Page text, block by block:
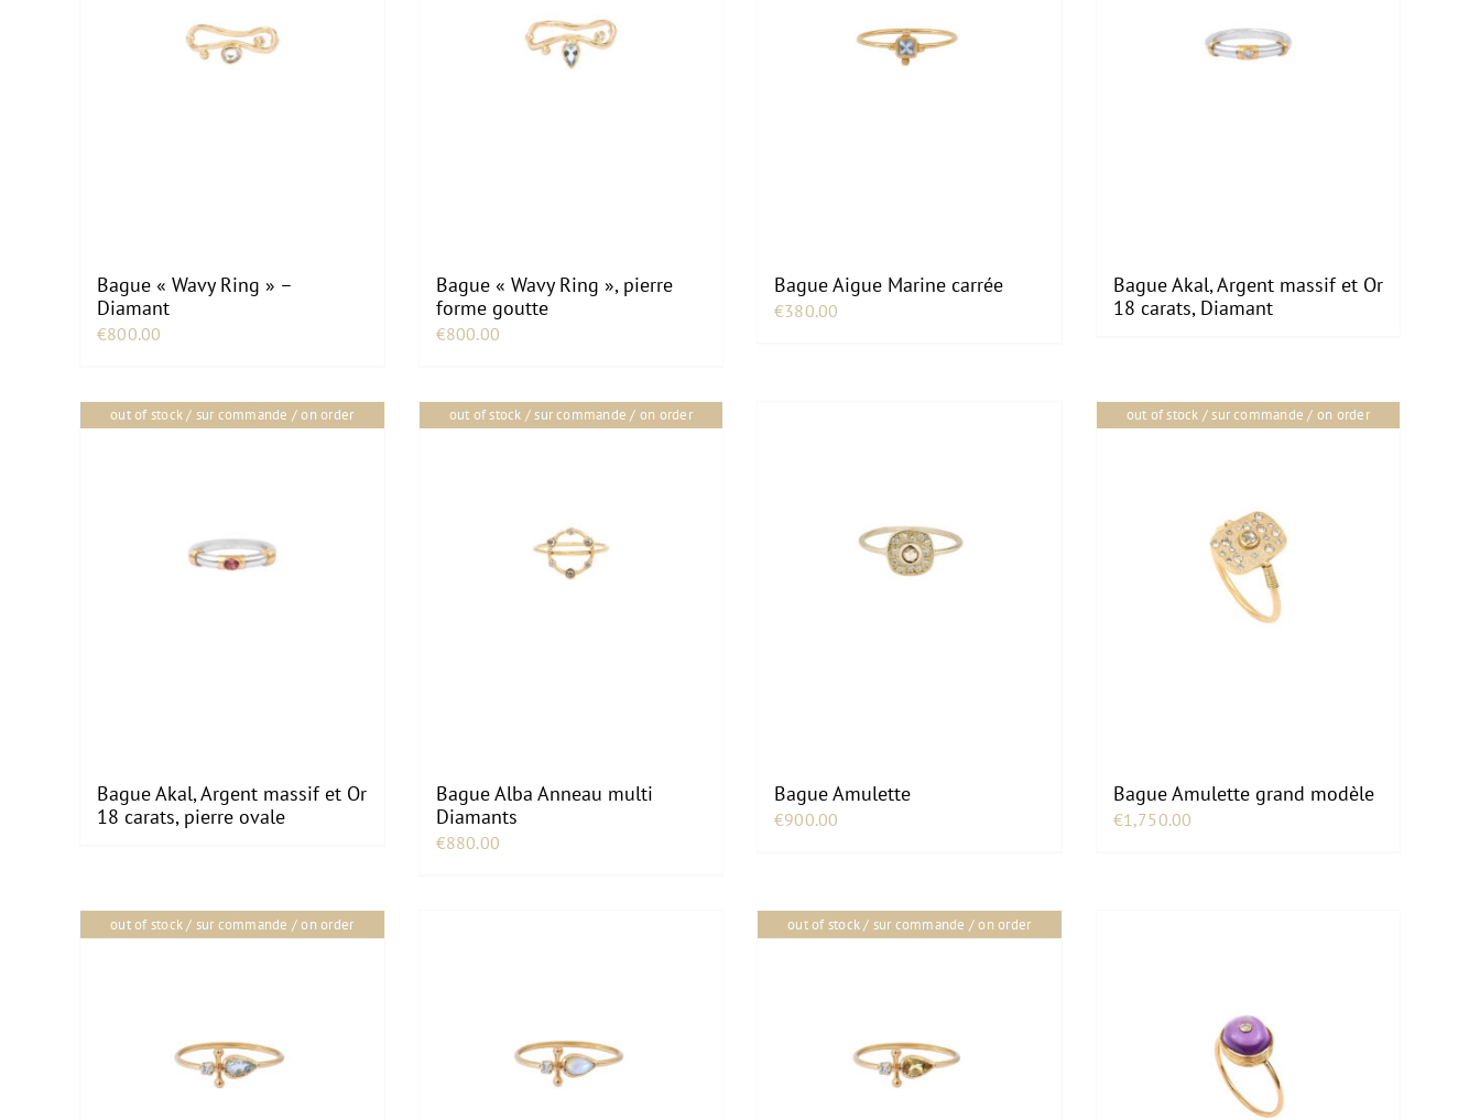
Bague « Wavy Ring » –
Diamant
€800.00
Bague « Wavy Ring », pierre
forme goutte
€800.00
Bague Aigue Marine carrée
€380.00
Bague Akal, Argent massif et Or
18 carats, Diamant
out of stock / sur commande / on order
Bague Akal, Argent massif et Or
18 carats, pierre ovale
out of stock / sur commande / on order
Bague Alba Anneau multi
Diamants
€880.00
Bague Amulette
€900.00
out of stock / sur commande / on order
Bague Amulette grand modèle
€1,750.00
out of stock / sur commande / on order out of stock / sur commande / on order